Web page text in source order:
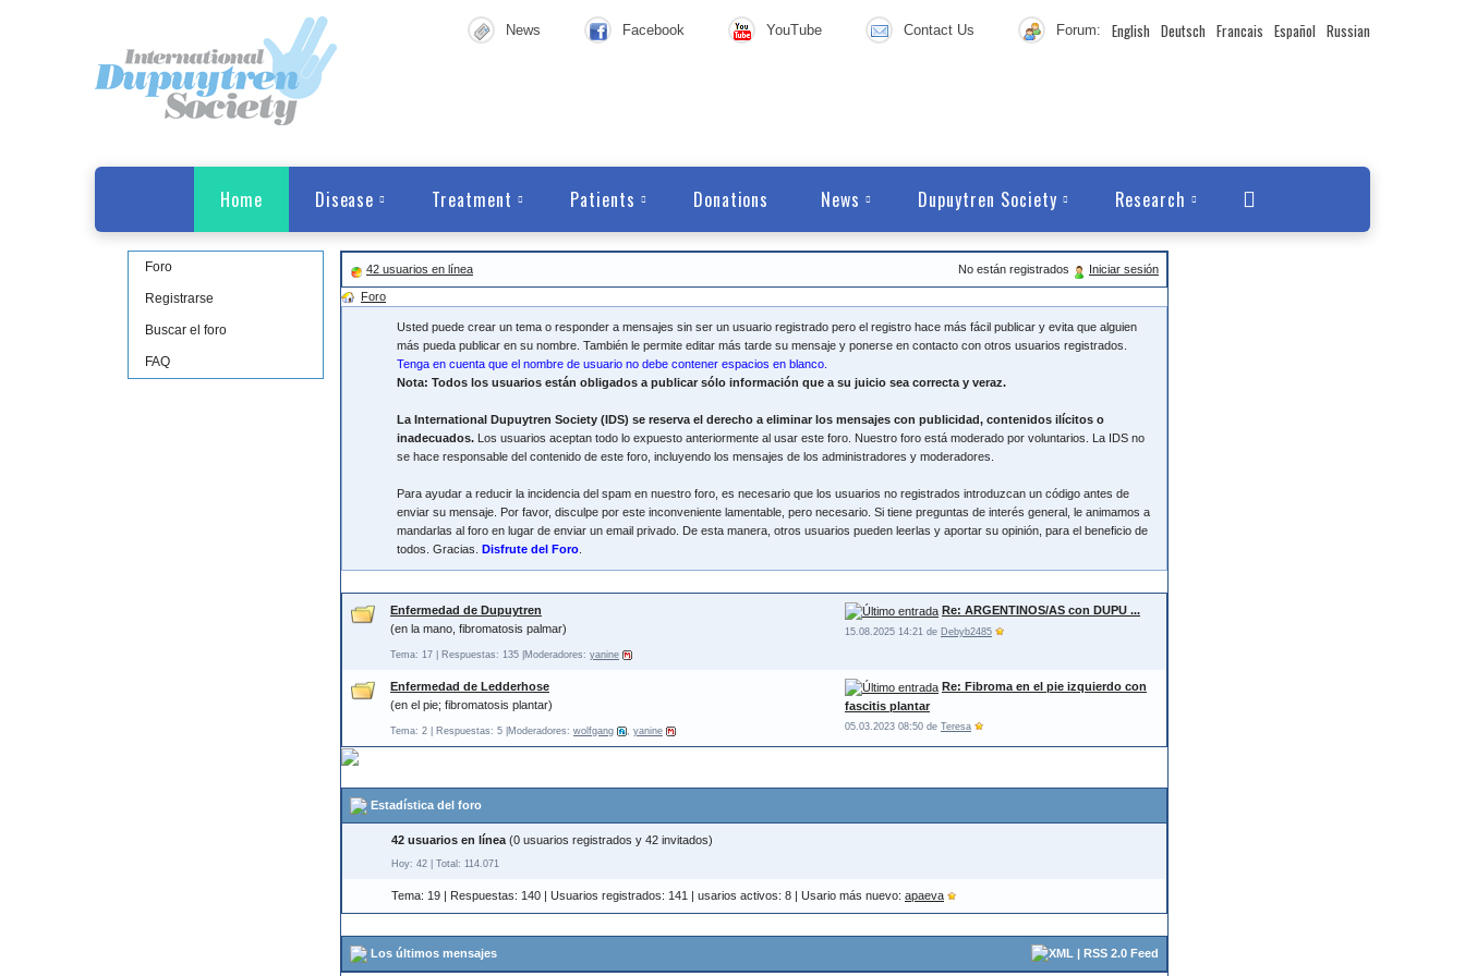
News Facebook YouTube Contact Us Forum: English Deutsch Francais Español Russian
Home Disease Treatment Patients Donations News Dupuytren Society Research
Foro
Registrarse
Buscar el foro
FAQ
42 usuarios en línea No están registrados Iniciar sesión
Foro
Usted puede crear un tema o responder a mensajes sin ser un usuario registrado pero el registro hace más fácil publicar y evita que alguien
más pueda publicar en su nombre. También le permite editar más tarde su mensaje y ponerse en contacto con otros usuarios registrados.
Tenga en cuenta que el nombre de usuario no debe contener espacios en blanco.
Nota: Todos los usuarios están obligados a publicar sólo información que a su juicio sea correcta y veraz.
La International Dupuytren Society (IDS) se reserva el derecho a eliminar los mensajes con publicidad, contenidos ilícitos o
inadecuados. Los usuarios aceptan todo lo expuesto anteriormente al usar este foro. Nuestro foro está moderado por voluntarios. La IDS no
se hace responsable del contenido de este foro, incluyendo los mensajes de los administradores y moderadores.
Para ayudar a reducir la incidencia del spam en nuestro foro, es necesario que los usuarios no registrados introduzcan un código antes de
enviar su mensaje. Por favor, disculpe por este inconveniente lamentable, pero necesario. Si tiene preguntas de interés general, le animamos a
mandarlas al foro en lugar de enviar un email privado. De esta manera, otros usuarios pueden leerlas y aportar su opinión, para el beneficio de
todos. Gracias. Disfrute del Foro
Enfermedad de Dupuytren
(en la mano, fibromatosis palmar)
Tema: 17 | Respuestas: 135 |Moderadores: yanine
Re: ARGENTINOS/AS con DUPU ...
15.08.2025 14:21 de Debyb2485
Enfermedad de Ledderhose
(en el pie; fibromatosis plantar)
Tema: 2 | Respuestas: 5 |Moderadores: wolfgang , yanine
Re: Fibroma en el pie izquierdo con
fascitis plantar
05.03.2023 08:50 de Teresa
Estadística del foro
42 usuarios en línea (0 usuarios registrados y 42 invitados)
Hoy: 42 | Total: 114.071
Tema: 19 | Respuestas: 140 | Usuarios registrados: 141 | usarios activos: 8 | Usario más nuevo: apaeva
Los últimos mensajes